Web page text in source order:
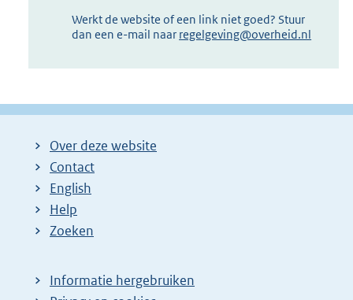
Werkt de website of een link niet goed? Stuur
dan een e-mail naar regelgeving@overheid.nl
Over deze website
Contact
English
Help
Zoeken
Informatie hergebruiken